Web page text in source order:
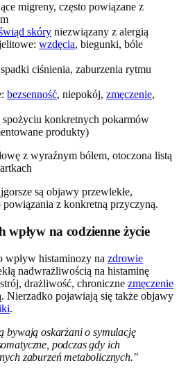
migreny, często powiązane z
skóry niezwiązany z alergią
wzdęcia, biegunki, bóle
spadki ciśnienia, zaburzenia rytmu
bezsenność, niepokój, zmęczenie,
konkretnych pokarmów
produkty)
są objawy przewlekłe,
z konkretną przyczyną.
wpływ na codzienne życie
histaminozy na zdrowie
nadwrażliwością na histaminę
drażliwość, chroniczne zmęczenie
Nierzadko pojawiają się także objawy
.
bywają oskarżani o symulację
podczas gdy ich
zaburzeń metabolicznych."